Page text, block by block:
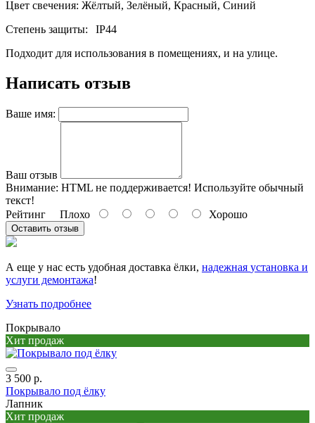
Цвет свечения: Жёлтый, Зелёный, Красный, Синий
Степень защиты:
IP44
Подходит для использования в помещениях, и на улице.
Написать отзыв
Ваше имя:
Ваш отзыв
Внимание: HTML не поддерживается! Используйте обычный
текст!
Рейтинг Плохо Хорошо
Оставить отзыв
А еще у нас есть удобная доставка ёлки, надежная установка и
услуги демонтажа!
Узнать подробнее
Покрывало
Хит продаж
3 500 р.
Покрывало под ёлку
Лапник
Хит продаж